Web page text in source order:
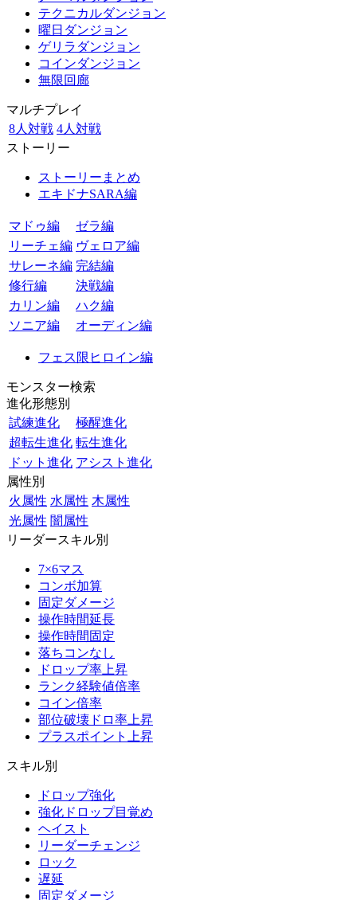
テクニカルダンジョン
曜日ダンジョン
ゲリラダンジョン
コインダンジョン
無限回廊
マルチプレイ
8人対戦 4人対戦
ストーリー
ストーリーまとめ
エキドナSARA編
マドゥ編
ゼラ編
リーチェ編 ヴェロア編
サレーネ編 完結編
修行編
決戦編
カリン編
ハク編
ソニア編
オーディン編
フェス限ヒロイン編
モンスター検索
進化形態別
試練進化
極醒進化
超転生進化 転生進化
ドット進化 アシスト進化
属性別
火属性 水属性 木属性
光属性 闇属性
リーダースキル別
7×6マス
コンボ加算
固定ダメージ
操作時間延長
操作時間固定
落ちコンなし
ドロップ率上昇
ランク経験値倍率
コイン倍率
部位破壊ドロ率上昇
プラスポイント上昇
スキル別
ドロップ強化
強化ドロップ目覚め
ヘイスト
リーダーチェンジ
ロック
遅延
固定ダメージ